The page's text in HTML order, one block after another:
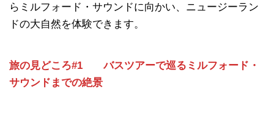
らミルフォード・サウンドに向かい、ニュージーラン
ドの大自然を体験できます。
旅の見どころ#1 バスツアーで巡るミルフォード・
サウンドまでの絶景